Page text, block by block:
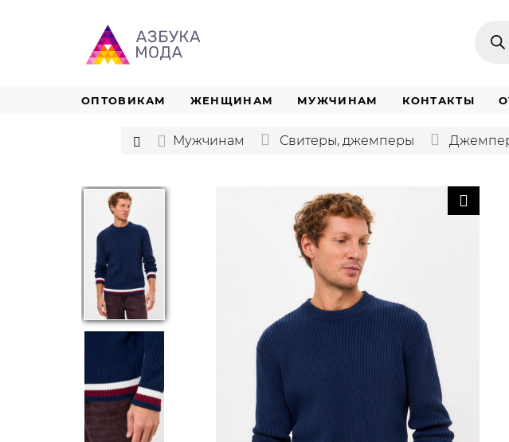
ОПТОВИКАМ ЖЕНЩИНАМ МУЖЧИНАМ КОНТАКТЫ
Мужчинам Свитеры, джемперы Джемпер